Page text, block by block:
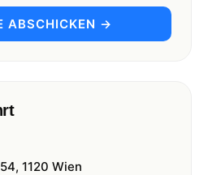
ABSCHICKEN →
1120 Wien